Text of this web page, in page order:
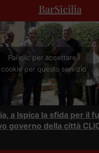
BarSicilia
Fai clic per accettare i
cookie per questo servizio
a Ispica la sfida per il
governo della città